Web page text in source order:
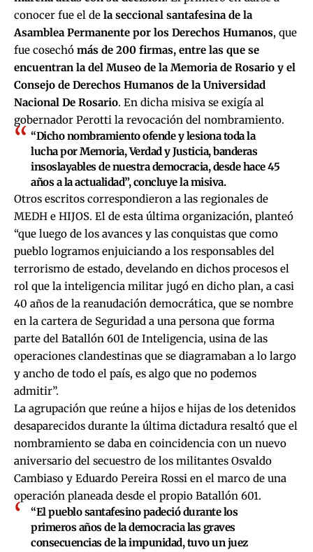
conocer fue el de la seccional santafesina de la
Asamblea Permanente por los Derechos Humanos, que
fue cosechó más de 200 firmas, entre las que se
encuentran la del Museo de la Memoria de Rosario y el
Consejo de Derechos Humanos de la Universidad
Nacional De Rosario. En dicha misiva se exigía al
gobernador Perotti la revocación del nombramiento.
“Dicho nombramiento ofende y lesiona toda la
lucha por Memoria, Verdad y Justicia, banderas
insoslayables de nuestra democracia, desde hace 45
años a la actualidad”, concluye la misiva.
Otros escritos correspondieron a las regionales de
MEDH e HIJOS. El de esta última organización, planteó
“que luego de los avances y las conquistas que como
pueblo logramos enjuiciando a los responsables del
terrorismo de estado, develando en dichos procesos el
rol que la inteligencia militar jugó en dicho plan, a casi
40 años de la reanudación democrática, que se nombre
en la cartera de Seguridad a una persona que forma
parte del Batallón 601 de Inteligencia, usina de las
operaciones clandestinas que se diagramaban a lo largo
y ancho de todo el país, es algo que no podemos
admitir”.
La agrupación que reúne a hijos e hijas de los detenidos
desaparecidos durante la última dictadura resaltó que el
nombramiento se daba en coincidencia con un nuevo
aniversario del secuestro de los militantes Osvaldo
Cambiaso y Eduardo Pereira Rossi en el marco de una
operación planeada desde el propio Batallón 601.
“El pueblo santafesino padeció durante los
primeros años de la democracia las graves
consecuencias de la impunidad, tuvo un juez